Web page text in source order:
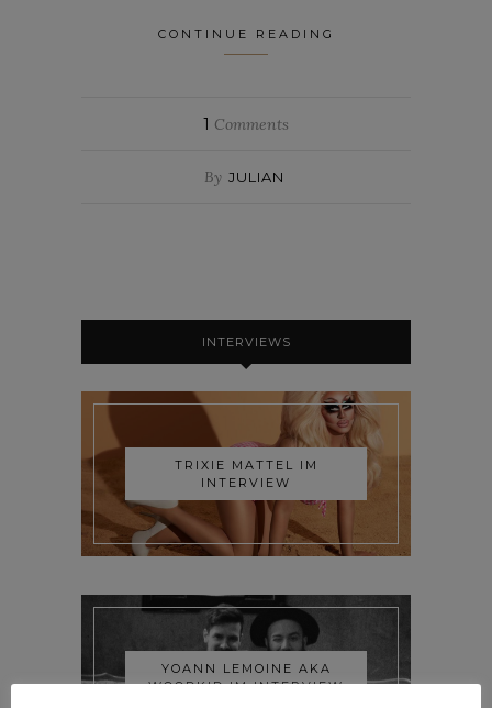
CONTINUE READING
1 Comments
By JULIAN
INTERVIEWS
TRIXIE MATTEL IM
INTERVIEW
YOANN LEMOINE AKA
WOODKID IM INTERVIEW